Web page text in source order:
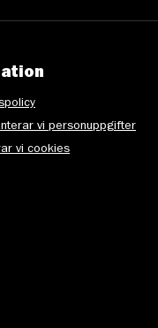
vi personuppgifter
vi cookies